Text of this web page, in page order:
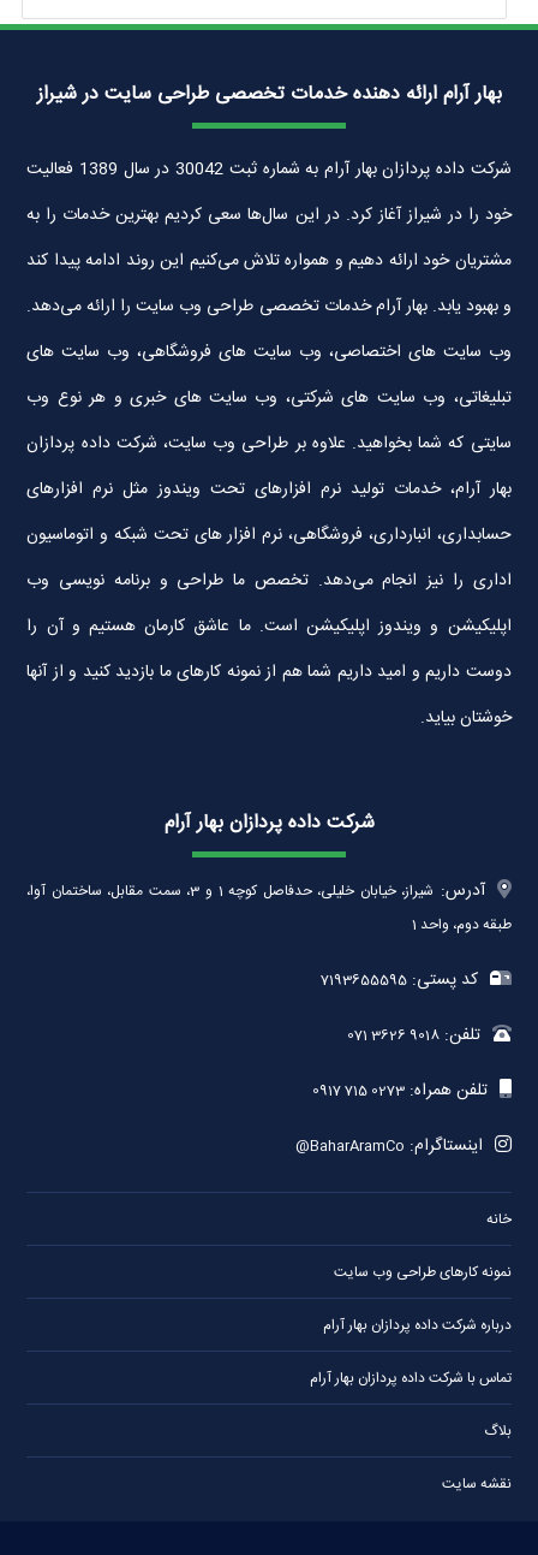
بهار آرام ارائه دهنده خدمات تخصصی طراحی سایت در شیراز
شرکت داده پردازان بهار آرام به شماره ثبت 30042 در سال 1389 فعالیت
خود را در شیراز آغاز کرد. در این سال‌ها سعی کردیم بهترین خدمات را به
مشتریان خود ارائه دهیم و همواره تلاش می‌کنیم این روند ادامه پیدا کند
و بهبود یابد. بهار آرام خدمات تخصصی طراحی وب سایت را ارائه می‌دهد.
وب سایت های اختصاصی، وب سایت های فروشگاهی، وب سایت های
تبلیغاتی، وب سایت های شرکتی، وب سایت های خبری و هر نوع وب
سایتی که شما بخواهید. علاوه بر طراحی وب سایت، شرکت داده پردازان
بهار آرام، خدمات تولید نرم افزارهای تحت ویندوز مثل نرم افزارهای
حسابداری، انبارداری، فروشگاهی، نرم افزار های تحت شبکه و اتوماسیون
اداری را نیز انجام می‌دهد. تخصص ما طراحی و برنامه نویسی وب
اپلیکیشن و ویندوز اپلیکیشن است. ما عاشق کارمان هستیم و آن را
دوست داریم و امید داریم شما هم از نمونه کارهای ما بازدید کنید و از آنها
خوشتان بیاید.
شرکت داده پردازان بهار آرام
آدرس:
شیراز، خیابان خلیلی، حدفاصل کوچه 1 و 3، سمت مقابل، ساختمان آوا،
طبقه دوم، واحد 1
کد پستی:7193655595
تلفن:071 3626 9018
تلفن همراه:0917 715 0273
اینستاگرام: @BaharAramCo
خانه
نمونه کارهای طراحی وب سایت
درباره شرکت داده پردازان بهار آرام
تماس با شرکت داده پردازان بهار آرام
بلاگ
نقشه سایت